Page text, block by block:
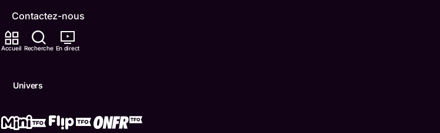
Accueil Recherche En direct
Univers
Contactez-nous
ONFR
Conditions d'utilisation